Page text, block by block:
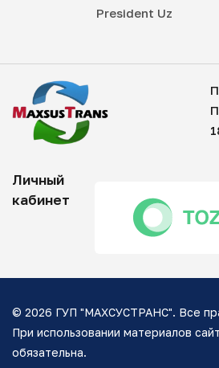
President Uz
Личный
кабинет
© 2026 ГУП "МАХСУСТРАНС". Все
При использовании материалов
обязательна.